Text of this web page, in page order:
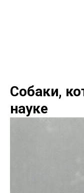
Собаки,
науке